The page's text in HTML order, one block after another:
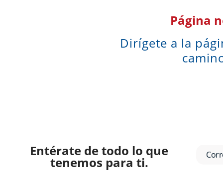
Página
Dirígete a la
Entérate de todo lo que
tenemos para ti.